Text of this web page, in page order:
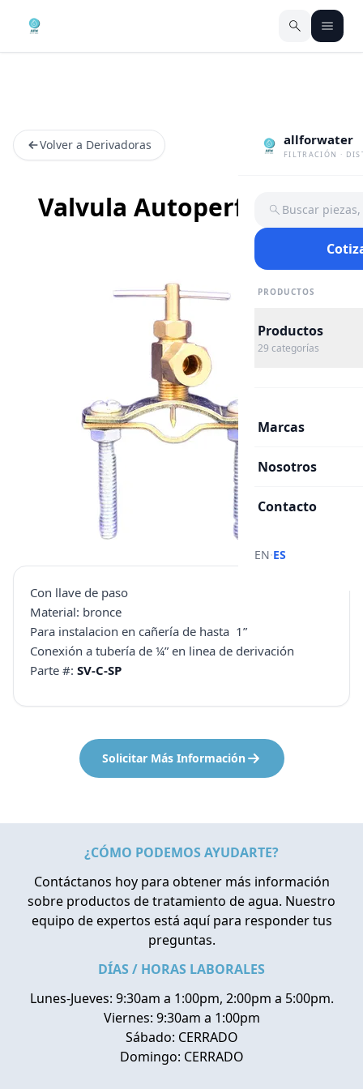
allforwater
FILTRACIÓN ·
Buscar
PRODUCTOS
Productos
29 categorías
Marcas
Nosotros
Contacto
EN·ES
Volver a Derivadoras
Valvula Autoperforante
Con llave de paso
Material: bronce
Para instalacion en cañería de hasta 1”
Conexión a tubería de ¼” en linea de derivación
Parte #: SV-C-SP
Solicitar Más Información
¿CÓMO PODEMOS AYUDARTE?
Contáctanos hoy para obtener más información
sobre productos de tratamiento de agua. Nuestro
equipo de expertos está aquí para responder tus
preguntas.
DÍAS / HORAS LABORALES
Lunes-Jueves: 9:30am a 1:00pm, 2:00pm a 5:00pm.
Viernes: 9:30am a 1:00pm
Sábado: CERRADO
Domingo: CERRADO